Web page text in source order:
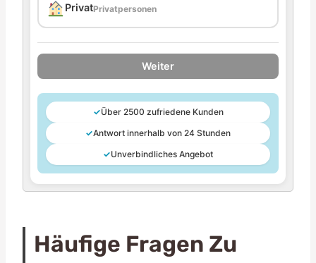
PrivatPrivatpersonen
Weiter
✓Über 2500 zufriedene Kunden
✓Antwort innerhalb von 24 Stunden
✓Unverbindliches Angebot
Häufige Fragen Zu